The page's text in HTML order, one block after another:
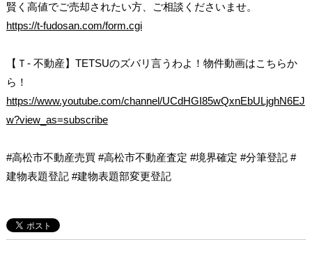
賢く高値でご売却されたい方、ご相談くださいませ。
https://t-fudosan.com/form.cgi
【Ｔ- 不動産】TETSUのズバリ言うわよ！物件動画はこちらか
ら！
https://www.youtube.com/channel/UCdHGI85wQxnEbULjghN6EJ
w?view_as=subscribe
#高松市不動産売買 #高松市不動産査定 #境界確定 #分筆登記 #
建物表題登記 #建物表題部変更登記